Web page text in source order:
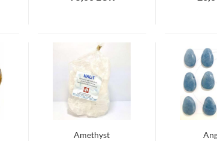
Amethyst